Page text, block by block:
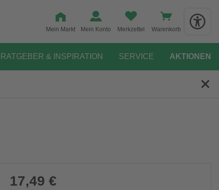
Mein Markt Mein Konto Merkzettel Warenkorb
RATGEBER & INSPIRATION SERVICE AKTIONEN
17,49 €